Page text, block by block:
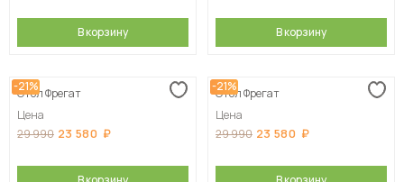
В корзину В корзину
-21%
Стол Фрегат
Цена
29 990 23 580
-21%
Стол Фрегат
Цена
29 990 23 580